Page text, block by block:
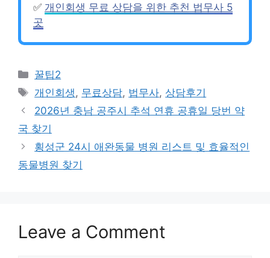
✅ 개인회생 무료 상담을 위한 추천 법무사 5
곳
Categories
꿀팁2
Tags
개인회생 , 무료상담, 법무사, 상담후기
2026년 충남 공주시 추석 연휴 공휴일 당번 약
국 찾기
횡성군 24시 애완동물 병원 리스트 및 효율적인
동물병원 찾기
Leave a Comment